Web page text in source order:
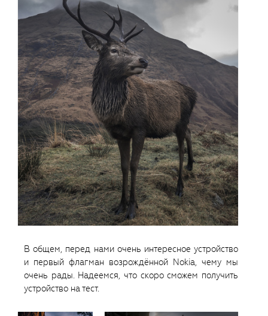
В общем, перед нами очень интересное устройство
и первый флагман возрождённой Nokia, чему мы
очень рады. Надеемся, что скоро сможем получить
устройство на тест.